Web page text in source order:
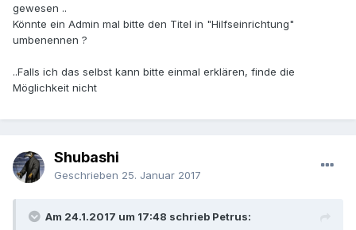
gewesen ..
Könnte ein Admin mal bitte den Titel in "Hilfseinrichtung"
umbenennen ?
..Falls ich das selbst kann bitte einmal erklären, finde die
Möglichkeit nicht
Shubashi
Geschrieben 25. Januar 2017
Am 24.1.2017 um 17:48 schrieb Petrus: